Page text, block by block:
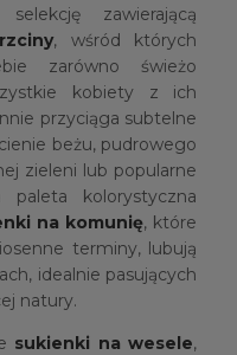
zawierającą
, wśród których
zarówno świeżo
kobiety z ich
przyciąga subtelne
beżu, pudrowego
zieleni lub popularne
kolorystyczna
na komunię, które
terminy, lubują
idealnie pasujących
natury.
sukienki na wesele,